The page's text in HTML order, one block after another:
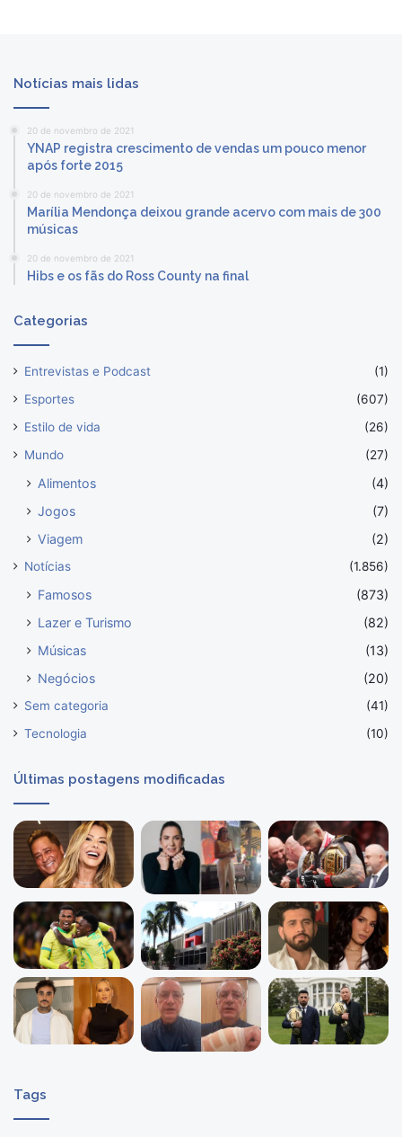
Notícias mais lidas
20 de novembro de 2021
YNAP registra crescimento de vendas um pouco menor
após forte 2015
20 de novembro de 2021
Marília Mendonça deixou grande acervo com mais de 300
músicas
20 de novembro de 2021
Hibs e os fãs do Ross County na final
Categorias
Entrevistas e Podcast
(1)
Esportes
(607)
Estilo de vida
(26)
Mundo
(27)
Alimentos
(4)
Jogos
(7)
Viagem
(2)
Notícias (1.856)
Famosos
(873)
Lazer e Turismo
(82)
Músicas
(13)
Negócios
(20)
Sem categoria
(41)
Tecnologia
(10)
Últimas postagens modificadas
Tags